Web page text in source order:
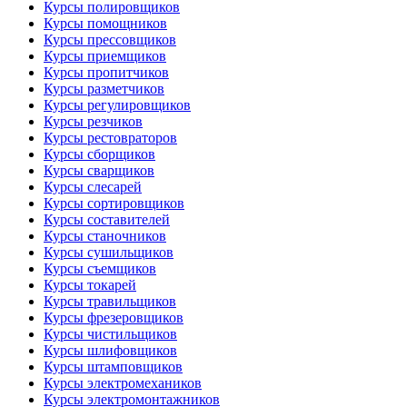
Курсы полировщиков
Курсы помощников
Курсы прессовщиков
Курсы приемщиков
Курсы пропитчиков
Курсы разметчиков
Курсы регулировщиков
Курсы резчиков
Курсы рестовраторов
Курсы сборщиков
Курсы сварщиков
Курсы слесарей
Курсы сортировщиков
Курсы составителей
Курсы станочников
Курсы сушильщиков
Курсы съемщиков
Курсы токарей
Курсы травильщиков
Курсы фрезеровщиков
Курсы чистильщиков
Курсы шлифовщиков
Курсы штамповщиков
Курсы электромехаников
Курсы электромонтажников